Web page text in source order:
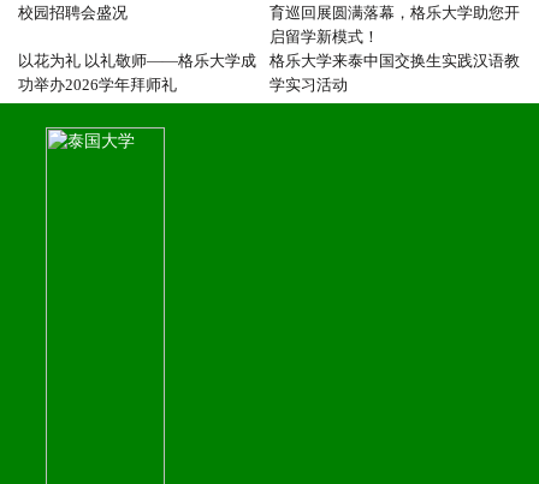
校园招聘会盛况
育巡回展圆满落幕，格乐大学助您开
启留学新模式！
以花为礼 以礼敬师——格乐大学成
功举办2026学年拜师礼
格乐大学来泰中国交换生实践汉语教
学实习活动